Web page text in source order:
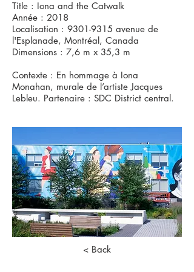
Title : Iona and the Catwalk
Année : 2018
Localisation : 9301-9315 avenue de
l'Esplanade, Montréal, Canada
Dimensions : 7,6 m x 35,3 m
Contexte : En hommage à Iona
Monahan, murale de l’artiste Jacques
Lebleu. Partenaire : SDC District central.
< Back